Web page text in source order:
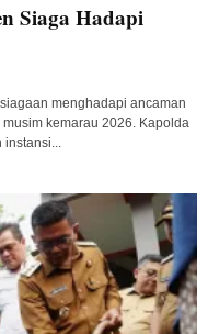
Siaga Hadapi
menghadapi ancaman
kemarau 2026. Kapolda